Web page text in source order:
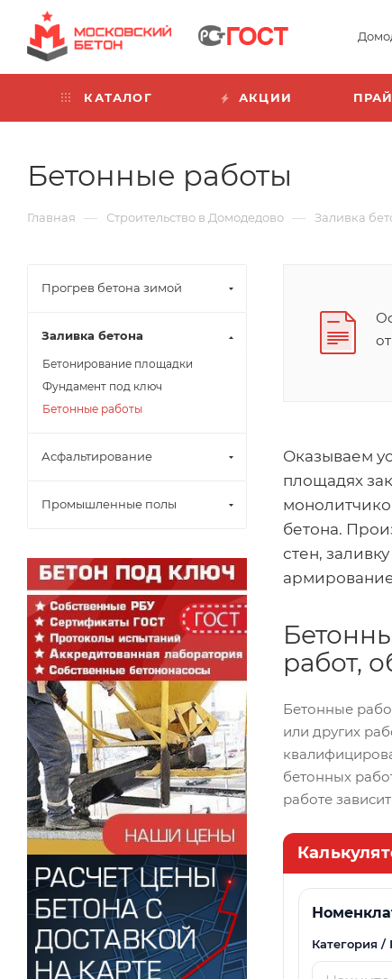
КАТАЛОГ АКЦИИ
Бетонные работы
Главная — Строительство в Домодедово — Заливка
Оказываем
площадях
бетона.
стен,
работ,
Бетонные
или других
бетонных
работе
Категория /
Прогрев бетона зимой
Заливка бетона
Бетонирование площадки
Фундамент под ключ
Бетонные работы
Асфальтирование
Промышленные полы